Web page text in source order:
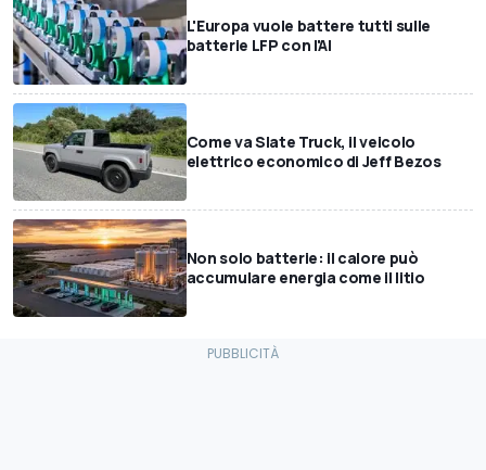
L'Europa vuole battere tutti sulle
batterie LFP con l'AI
Come va Slate Truck, il veicolo
elettrico economico di Jeff Bezos
Non solo batterie: il calore può
accumulare energia come il litio